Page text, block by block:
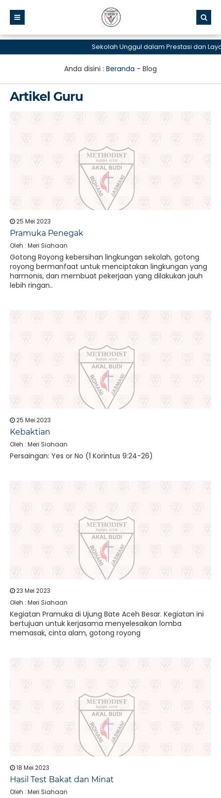
Sekolah Unggul dalam Prestasi dan Layanan
Anda disini : Beranda - Blog
Artikel Guru
25 Mei 2023
Pramuka Penegak
Oleh : Meri Siahaan
Gotong Royong kebersihan lingkungan sekolah, gotong
royong bermanfaat untuk menciptakan lingkungan yang
harmonis, dan membuat pekerjaan yang dilakukan jauh
lebih ringan..
25 Mei 2023
Kebaktian
Oleh : Meri Siahaan
Persaingan: Yes or No (1 Korintus 9:24-26)
23 Mei 2023
Oleh : Meri Siahaan
Kegiatan Pramuka di Ujung Bate Aceh Besar. Kegiatan ini
bertujuan untuk kerjasama menyelesaikan lomba
memasak, cinta alam, gotong royong
18 Mei 2023
Hasil Test Bakat dan Minat
Oleh : Meri Siahaan